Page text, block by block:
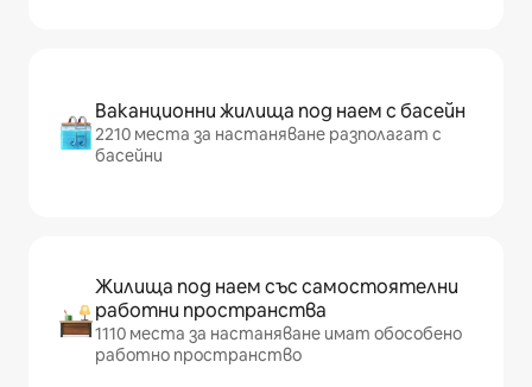
Ваканционни жилища под наем с басейн
2210 места за настаняване разполагат с
басейни
Жилища под наем със самостоятелни
работни пространства
1110 места за настаняване имат обособено
работно пространство